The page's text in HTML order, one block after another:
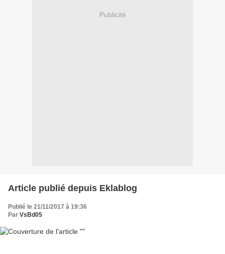
Publicité
Article publié depuis Eklablog
Publié le 21/11/2017 à 19:36
Par VsBd05